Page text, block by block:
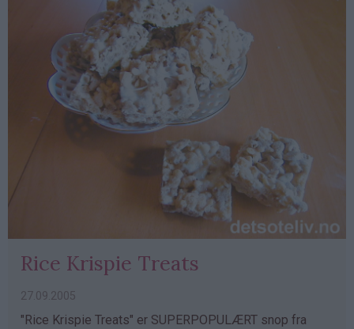
Rice Krispie Treats
27.09.2005
"Rice Krispie Treats" er SUPERPOPULÆRT snop fra